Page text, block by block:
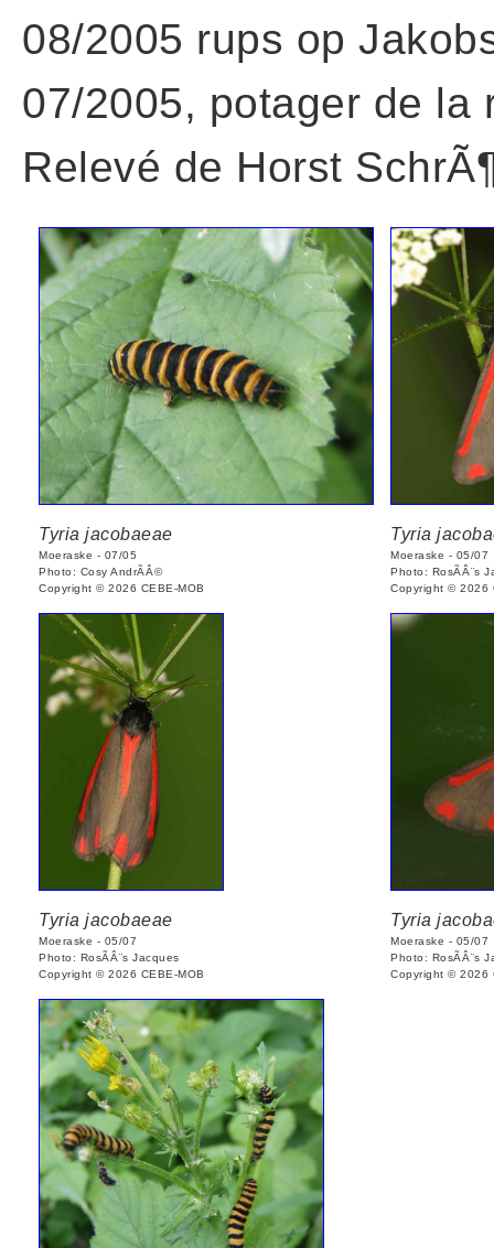
08/2005 rups op
07/2005, potager de la
Relevé de Horst
Tyria jacobaeae
Moeraske - 07/05
Photo: Cosy AndrÃÂ©
Copyright © 2026 CEBE-MOB
Tyria
Moeraske - 05/07
Photo: RosÃÂ¨s
Copyright © 2026
Tyria jacobaeae
Moeraske - 05/07
Photo: RosÃÂ¨s Jacques
Copyright © 2026 CEBE-MOB
Tyria
Moeraske - 05/07
Photo: RosÃÂ¨s
Copyright © 2026